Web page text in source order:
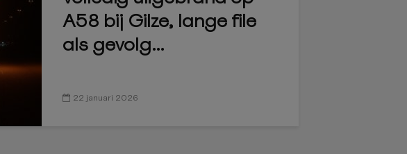
A58 bij Gilze, lange file
als gevolg...
22 januari 2026